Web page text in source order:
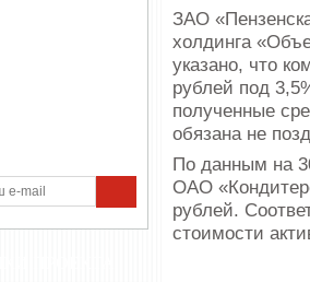
ЗАО
холдинга
указано, что
рублей под
полученные
обязана не
По данным на
ОАО
рублей.
стоимости